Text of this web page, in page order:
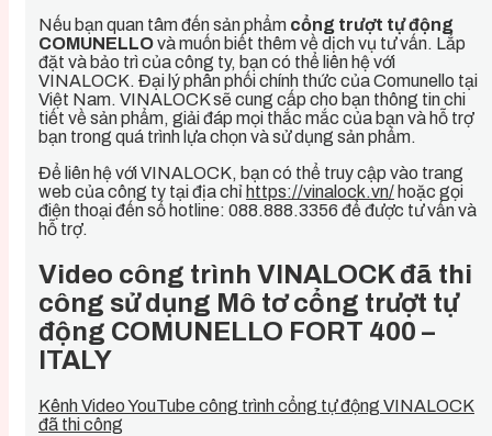
Nếu bạn quan tâm đến sản phẩm cổng trượt tự động
COMUNELLOvà muốn biết thêm về dịch vụ tư vấn. Lắp
đặt và bảo trì của công ty, bạn có thể liên hệ với
VINALOCK. Đại lý phân phối chính thức của Comunello tại
Việt Nam. VINALOCK sẽ cung cấp cho bạn thông tin chi
tiết về sản phẩm, giải đáp mọi thắc mắc của bạn và hỗ trợ
bạn trong quá trình lựa chọn và sử dụng sản phẩm.
Để liên hệ với VINALOCK, bạn có thể truy cập vào trang
web của công ty tại địa chỉ https://vinalock.vn/ hoặc gọi
điện thoại đến số hotline: 088.888.3356 để được tư vấn và
hỗ trợ.
Video công trình VINALOCK đã thi
công sử dụng Mô tơ cổng trượt tự
động COMUNELLO FORT 400 –
ITALY
Kênh Video YouTube công trình cổng tự động VINALOCK
đã thi công